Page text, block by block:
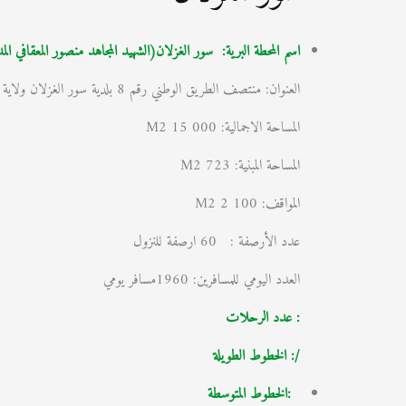
اسم المحطة البرية: سور الغزلان(الشهيد المجاهد منصور المعقافي
العنوان: منتصف الطريق الوطني رقم 8 بلدية سور الغزلان ولاية البويرة
المساحة الاجمالية: 15 000 M2
المساحة المبنية: 723 M2
المواقف: 2 100 M2
عدد الأرصفة : 60 ارصفة للنزول
العدد اليومي للمسافرين: 1960مسافر يومي
: عدد الرحلات
/: الخطوط الطويلة
:الخطوط المتوسطة